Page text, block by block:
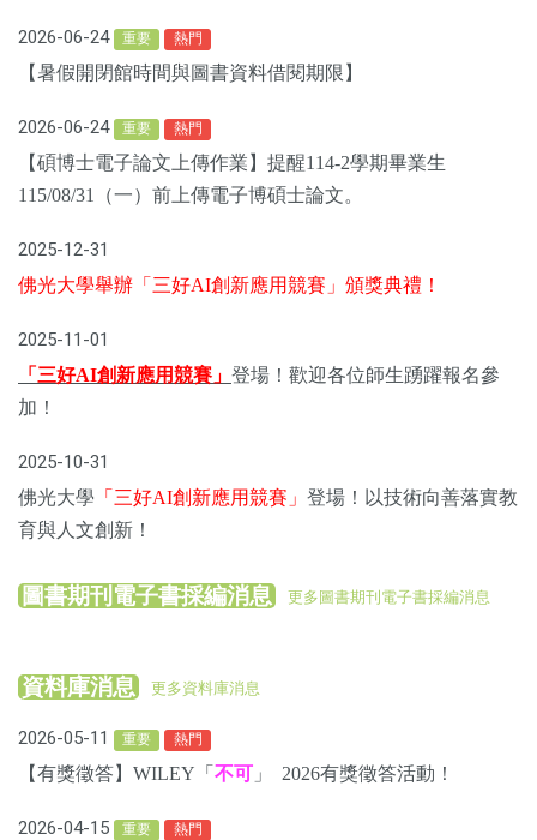
2026-06-24 重要 熱門
【暑假開閉館時間與圖書資料借閱期限】
2026-06-24 重要 熱門
【碩博士電子論文上傳作業】提醒114-2學期畢業生
115/08/31（一）前上傳電子博碩士論文。
2025-12-31
佛光大學舉辦「三好AI創新應用競賽」頒獎典禮！
2025-11-01
「三好AI創新應用競賽」 登場！歡迎各位師生踴躍報名參
加！
2025-10-31
佛光大學 「三好AI創新應用競賽」 登場！以技術向善落實教
育與人文創新！
圖書期刊電子書採編消息 更多圖書期刊電子書採編消息
資料庫消息 更多資料庫消息
2026-05-11 重要 熱門
【有獎徵答】WILEY「 不可 」 2026有獎徵答活動！
2026-04-15 重要 熱門